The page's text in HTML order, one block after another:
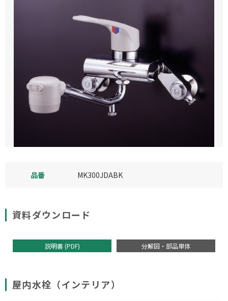
品番 MK300JDABK
資料ダウンロード
説明書 (PDF) 分解図・部品単体
屋内水栓（インテリア）